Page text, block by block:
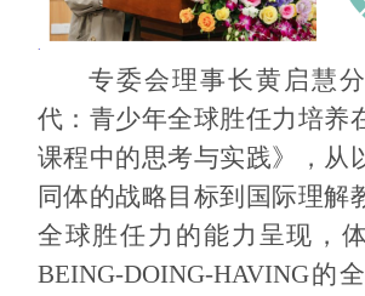
专委会理事长黄启慧
代：青少年全球胜任力培养
课程中的思考与实践》，从
同体的战略目标到国际理解
全球胜任力的能力呈现，
BEING-DOING-HAVING的